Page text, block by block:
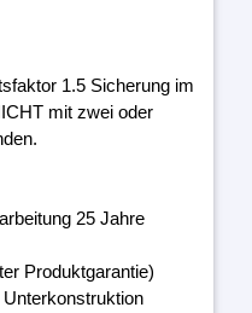
1.5 Sicherung im
mit zwei oder
25 Jahre
Produktgarantie)